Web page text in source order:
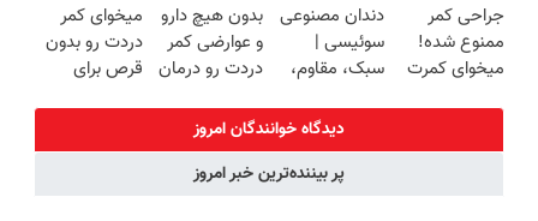
برگردون
(40%off)
سبک و مقاوم |
پرداخت قسطی
پر کن◖
کننده خانگی
جراحی کمر
ممنوع شده!
میخوای کمرت
((پرسش‌نامه))
دندان مصنوعی
سوئیسی |
سبک، مقاوم،
رایگان+پرداخت
اقساطی😍
بدون هیچ دارو
و عوارضی کمر
دردت رو درمان
(پرسش‌نامه)
میخوای کمر
دردت رو بدون
قرص برای
(◂پرسش‌نامه
دیدگاه خوانندگان امروز
پر بیننده‌ترین خبر امروز